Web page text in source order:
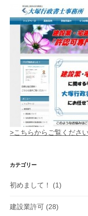
>こちらからご覧ください
カテゴリー
初めまして！ (1)
建設業許可 (28)